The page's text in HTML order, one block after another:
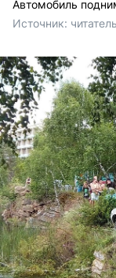
Автомобиль
Источник: